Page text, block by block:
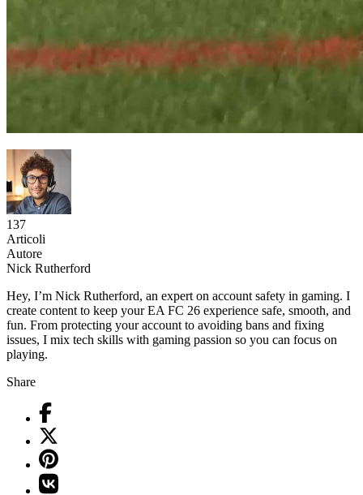
137
Articoli
Autore
Nick Rutherford
Hey, I’m Nick Rutherford, an expert on account safety in gaming. I
create content to keep your EA FC 26 experience safe, smooth, and
fun. From protecting your account to avoiding bans and fixing
issues, I mix tech skills with gaming passion so you can focus on
playing.
Share